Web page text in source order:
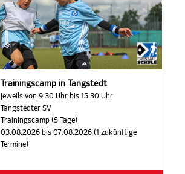
Trainingscamp in Tangstedt
jeweils von 9.30 Uhr bis 15.30 Uhr
Tangstedter SV
Trainingscamp (5 Tage)
03.08.2026 bis 07.08.2026 (1 zukünftige
Termine)